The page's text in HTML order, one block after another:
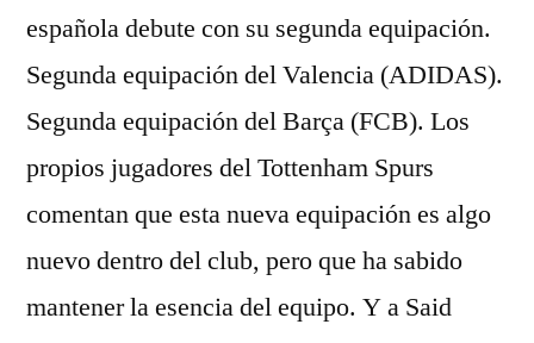
española debute con su segunda equipación.
Segunda equipación del Valencia (ADIDAS).
Segunda equipación del Barça (FCB). Los
propios jugadores del Tottenham Spurs
comentan que esta nueva equipación es algo
nuevo dentro del club, pero que ha sabido
mantener la esencia del equipo. Y a Said